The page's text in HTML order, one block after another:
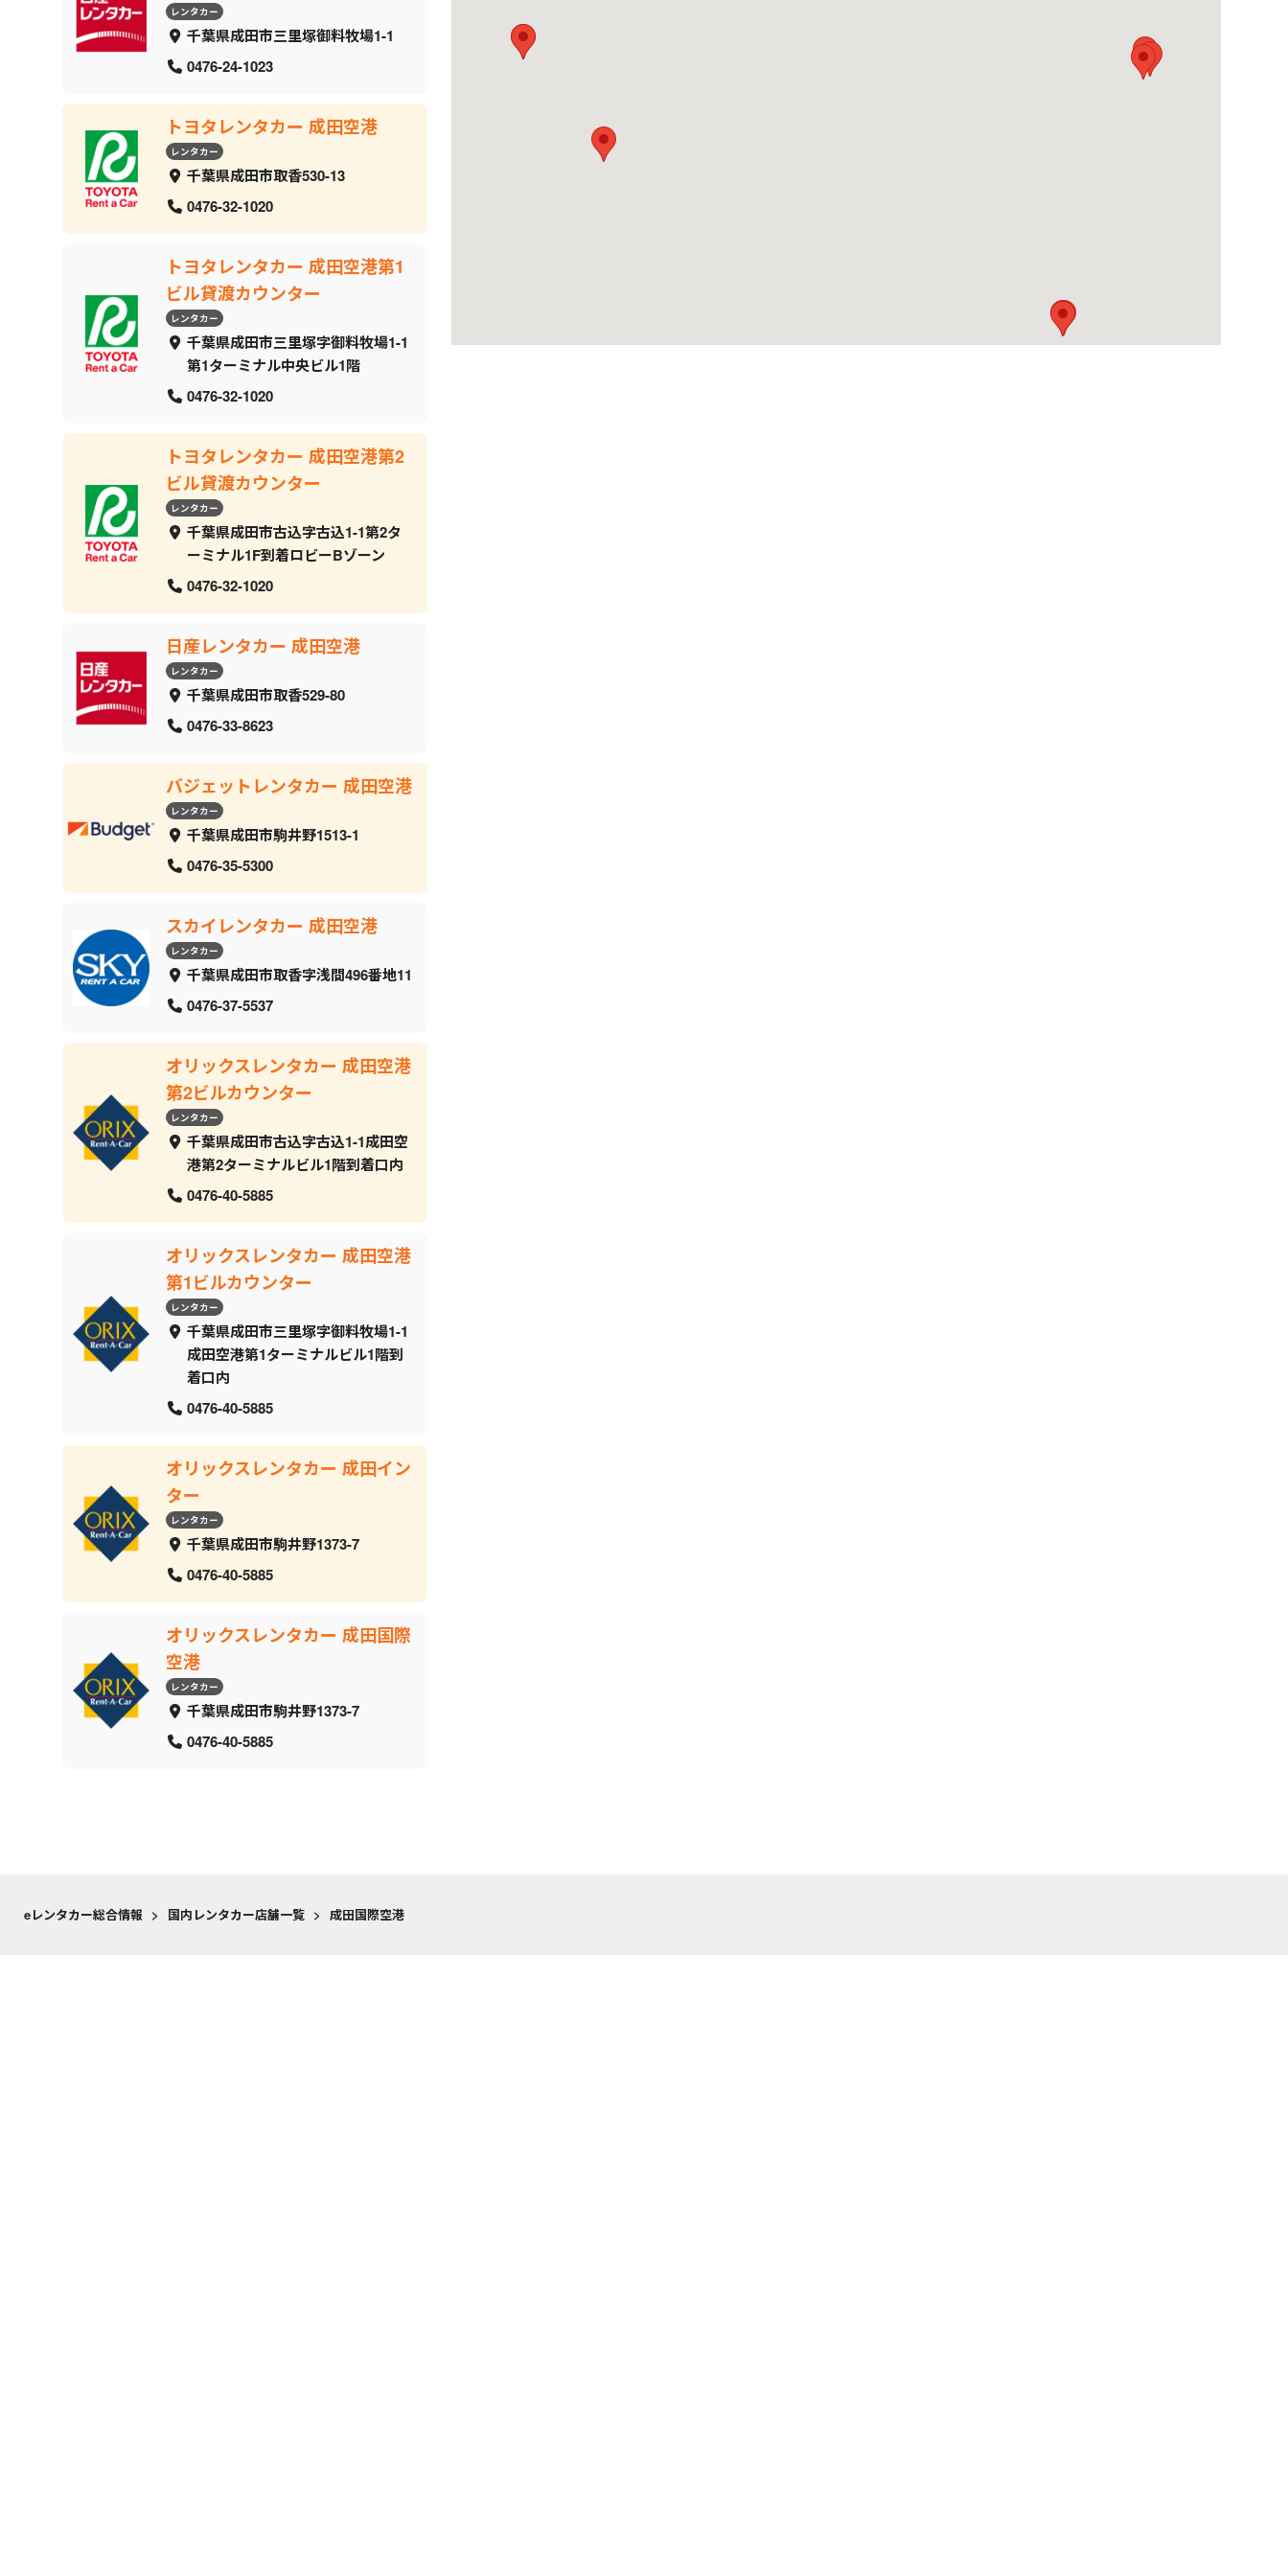
レンタカー
千葉県成田市三里塚御料牧場1-1
0476-24-1023
トヨタレンタカー 成田空港
レンタカー
千葉県成田市取香530-13
0476-32-1020
トヨタレンタカー 成田空港第1
ビル貸渡カウンター
レンタカー
千葉県成田市三里塚字御料牧場1-1
第1ターミナル中央ビル1階
0476-32-1020
トヨタレンタカー 成田空港第2
ビル貸渡カウンター
レンタカー
千葉県成田市古込字古込1-1第2タ
ーミナル1F到着ロビーBゾーン
0476-32-1020
日産レンタカー 成田空港
レンタカー
千葉県成田市取香529-80
0476-33-8623
バジェットレンタカー 成田空港
レンタカー
千葉県成田市駒井野1513-1
0476-35-5300
スカイレンタカー 成田空港
レンタカー
千葉県成田市取香字浅間496番地11
0476-37-5537
オリックスレンタカー 成田空港
第2ビルカウンター
レンタカー
千葉県成田市古込字古込1-1成田空
港第2ターミナルビル1階到着口内
0476-40-5885
オリックスレンタカー 成田空港
第1ビルカウンター
レンタカー
千葉県成田市三里塚字御料牧場1-1
成田空港第1ターミナルビル1階到
着口内
0476-40-5885
オリックスレンタカー 成田イン
ター
レンタカー
千葉県成田市駒井野1373-7
0476-40-5885
オリックスレンタカー 成田国際
空港
レンタカー
千葉県成田市駒井野1373-7
0476-40-5885
eレンタカー総合情報 > 国内レンタカー店舗一覧 > 成田国際空港